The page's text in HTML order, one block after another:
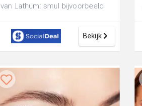
van Lathum: smul bijvoorbeeld
lekkere f...
Bekijk